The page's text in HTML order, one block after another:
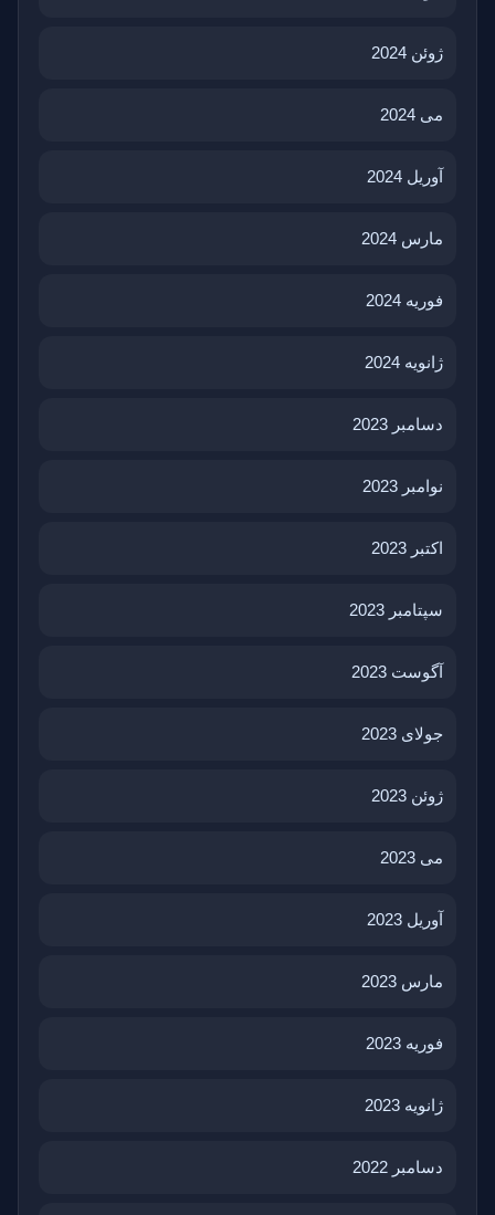
ژوئن 2024
می 2024
آوریل 2024
مارس 2024
فوریه 2024
ژانویه 2024
دسامبر 2023
نوامبر 2023
اکتبر 2023
سپتامبر 2023
آگوست 2023
جولای 2023
ژوئن 2023
می 2023
آوریل 2023
مارس 2023
فوریه 2023
ژانویه 2023
دسامبر 2022